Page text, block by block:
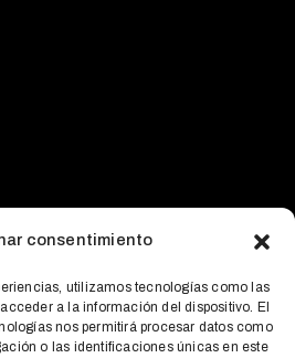
consentimiento
utilizamos tecnologías como las
a la información del dispositivo. El
nos permitirá procesar datos como
o las identificaciones únicas en este